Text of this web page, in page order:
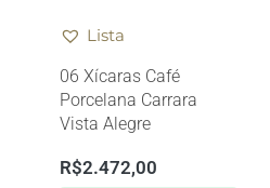
Lista
06 Xícaras Café
Porcelana Carrara
Vista Alegre
R$2.472,00